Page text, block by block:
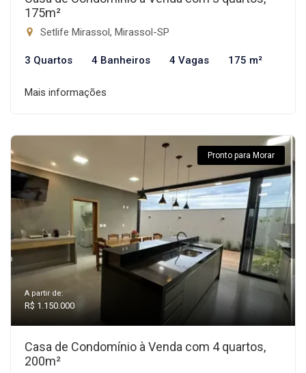
175m²
Setlife Mirassol, Mirassol-SP
3 Quartos 4 Banheiros 4 Vagas 175 m²
Mais informações
Pronto para Morar
A partir de:
R$ 1.150.000
Casa de Condomínio à Venda com 4 quartos,
200m²